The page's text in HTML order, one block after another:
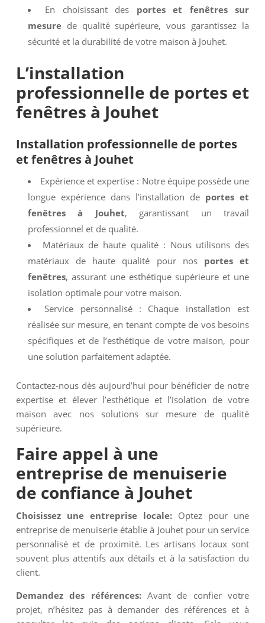
En choisissant des portes et fenêtres sur
mesurede qualité supérieure, vous garantissez la
sécurité et la durabilité de votre maison à Jouhet.
L’installation
professionnelle de portes et
fenêtres à Jouhet
Installation professionnelle de portes
et fenêtres à Jouhet
Expérience et expertise : Notre équipe possède une
longue expérience dans l’installation de portes et
fenêtres à Jouhet, garantissant un travail
professionnel et de qualité.
Matériaux de haute qualité : Nous utilisons des
matériaux de haute qualité pour nos portes et
fenêtres, assurant une esthétique supérieure et une
isolation optimale pour votre maison.
Service personnalisé : Chaque installation est
réalisée sur mesure, en tenant compte de vos besoins
spécifiques et de l’esthétique de votre maison, pour
une solution parfaitement adaptée.
Contactez-nous dès aujourd’hui pour bénéficier de notre
expertise et élever l’esthétique et l’isolation de votre
maison avec nos solutions sur mesure de qualité
supérieure.
Faire appel à une
entreprise de menuiserie
de confiance à Jouhet
Choisissez une entreprise locale: Optez pour une
entreprise de menuiserie établie à Jouhet pour un service
personnalisé et de proximité. Les artisans locaux sont
souvent plus attentifs aux détails et à la satisfaction du
client.
Demandez des références:Avant de confier votre
projet, n’hésitez pas à demander des références et à